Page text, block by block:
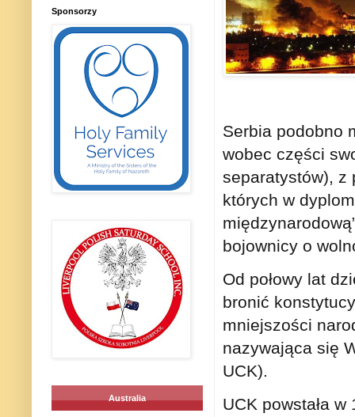
Serbia podobno
wobec części
separatystów), z
których w
bojownicy o
Od połowy lat
bronić
mniejszości
nazywająca się
UCK).
UCK powstała
Sponsorzy
Australia